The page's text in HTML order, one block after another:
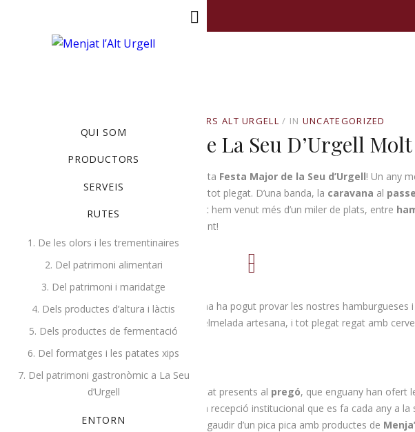
QUI SOM
PRODUCTORS
SERVEIS
RUTES
1. De les olors i les trementinaires
2. Del patrimoni alimentari
3. Del patrimoni i maridatge
4. Dels productes d’altura i làctis
5. Dels productes de fermentació
6. Del formatges i les patates xips
7. Del patrimoni gastronòmic a La Seu
d’Urgell
ENTORN
PRODUCTORS ALT URGELL IN UNCATEGORIZED
Una Festa Major De La Seu D’Urgell
Què bé que ens ho hem passat aquesta Festa Major de la Seu d’Urgell! Un any
estem molt contents de com ha anat tot plegat. D’una banda, la caravana al
divendres 23 fins al dimarts 27 d’agost hem venut més d’un miler de plats, entre
als vespres no hem parat ni un moment!
Tothom que s’ha apropat a la caravana ha pogut provar les nostres
arrodonir amb iogurt o quefir amb melmelada artesana, i tot plegat regat amb
Presents al pregó
A més de la caravana, també hem estat presents al pregó, que enguany han ofert
i les autoritats que han participat en la recepció institucional que es fa cada any a la
amb motiu d’aquest pregó han pogut gaudir d’un pica pica amb productes de